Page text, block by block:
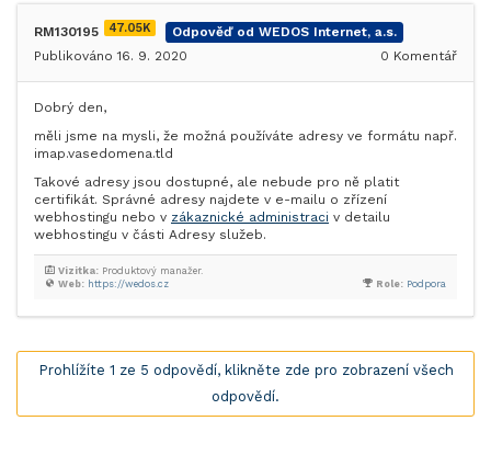
RM130195 47.05K
Odpověď od WEDOS Internet, a.s.
Publikováno 16. 9. 2020
0 Komentář
Dobrý den,
měli jsme na mysli, že možná používáte adresy ve formátu např.
imap.vasedomena.tld
Takové adresy jsou dostupné, ale nebude pro ně platit
certifikát. Správné adresy najdete v e-mailu o zřízení
webhostingu nebo v zákaznické administraci v detailu
webhostingu v části Adresy služeb.
Role: Podpora
Web: https://wedos.cz
Vizitka: Produktový manažer.
Prohlížíte 1 ze 5 odpovědí, klikněte zde pro zobrazení všech
odpovědí.